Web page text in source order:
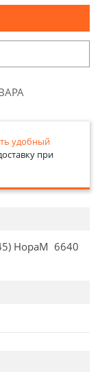
удобный
при
НораМ 6640